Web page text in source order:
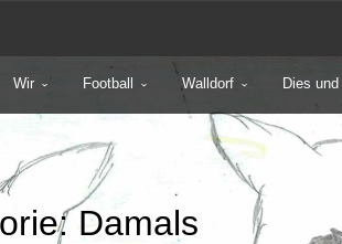
Wir Football Walldorf Dies und
Damals